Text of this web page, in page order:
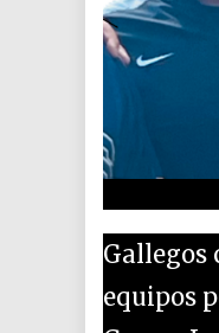
Gallegos
equipos